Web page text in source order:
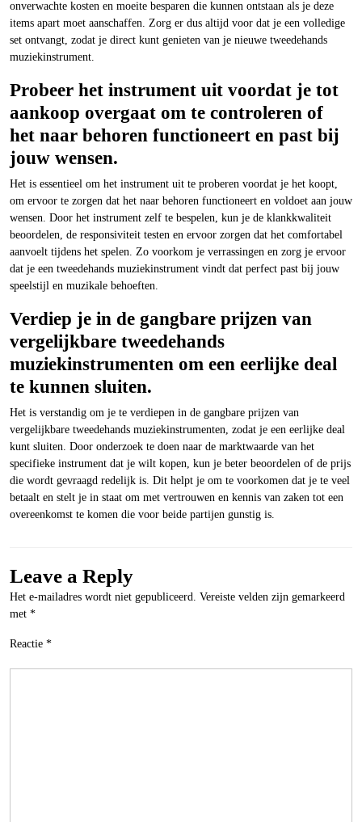
onverwachte kosten en moeite besparen die kunnen ontstaan als je deze
items apart moet aanschaffen. Zorg er dus altijd voor dat je een volledige
set ontvangt, zodat je direct kunt genieten van je nieuwe tweedehands
muziekinstrument.
Probeer het instrument uit voordat je tot
aankoop overgaat om te controleren of
het naar behoren functioneert en past bij
jouw wensen.
Het is essentieel om het instrument uit te proberen voordat je het koopt,
om ervoor te zorgen dat het naar behoren functioneert en voldoet aan jouw
wensen. Door het instrument zelf te bespelen, kun je de klankkwaliteit
beoordelen, de responsiviteit testen en ervoor zorgen dat het comfortabel
aanvoelt tijdens het spelen. Zo voorkom je verrassingen en zorg je ervoor
dat je een tweedehands muziekinstrument vindt dat perfect past bij jouw
speelstijl en muzikale behoeften.
Verdiep je in de gangbare prijzen van
vergelijkbare tweedehands
muziekinstrumenten om een eerlijke deal
te kunnen sluiten.
Het is verstandig om je te verdiepen in de gangbare prijzen van
vergelijkbare tweedehands muziekinstrumenten, zodat je een eerlijke deal
kunt sluiten. Door onderzoek te doen naar de marktwaarde van het
specifieke instrument dat je wilt kopen, kun je beter beoordelen of de prijs
die wordt gevraagd redelijk is. Dit helpt je om te voorkomen dat je te veel
betaalt en stelt je in staat om met vertrouwen en kennis van zaken tot een
overeenkomst te komen die voor beide partijen gunstig is.
Leave a Reply
Het e-mailadres wordt niet gepubliceerd. Vereiste velden zijn gemarkeerd
met *
Reactie *